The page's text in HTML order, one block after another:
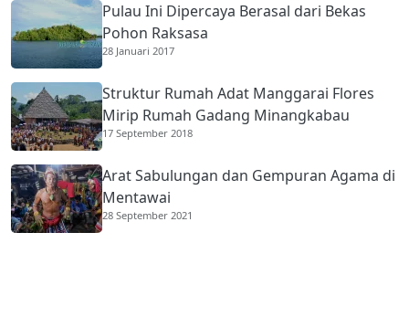
Pulau Ini Dipercaya Berasal dari Bekas
Pohon Raksasa
28 Januari 2017
Struktur Rumah Adat Manggarai Flores
Mirip Rumah Gadang Minangkabau
17 September 2018
Arat Sabulungan dan Gempuran Agama di
Mentawai
28 September 2021